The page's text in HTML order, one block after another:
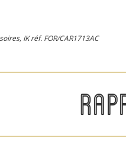
IK réf. FOR/CAR1713AC